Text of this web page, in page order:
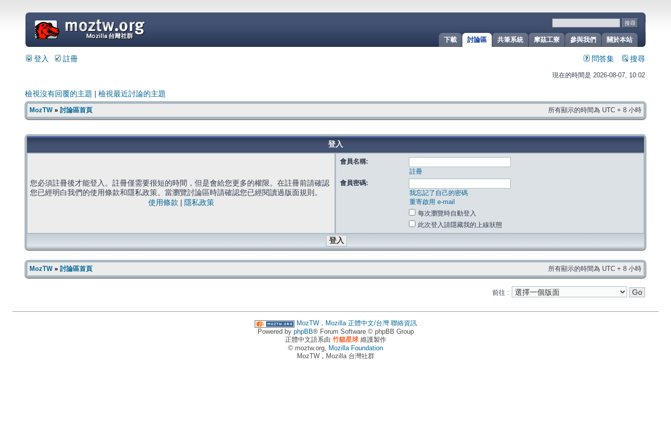
關於本站
參與我們
摩茲工寮
共筆系統
討論區
下載
=
登入 註冊 問答集 搜尋
現在的時間是 2026-08-07, 10:02
檢視沒有回覆的主題 檢視最近討論的主題
MozTW» 討論區首頁 所有顯示的時間為 UTC + 8 小時
登入
您必須註冊後才能登入。註冊僅需要很短的時間，但是會給您更多的權限。在註冊前請確認
您已經明白我們的使用條款和隱私政策。當瀏覽討論區時請確認您已經閱讀過版面規則。
使用條款
隱私政策
會員名稱:
註冊
會員密碼:
我忘記了自己的密碼
重寄啟用 e-mail
每次瀏覽時自動登入
此次登入請隱藏我的上線狀態
MozTW» 討論區首頁 所有顯示的時間為 UTC + 8 小時
前往 :
MozTW，Mozilla 正體中文/台灣 聯絡資訊
Powered by phpBB® Forum Software © phpBB Group
正體中文語系由 竹貓星球維護製作
© moztw.org, Mozilla Foundation
MozTW，Mozilla 台灣社群